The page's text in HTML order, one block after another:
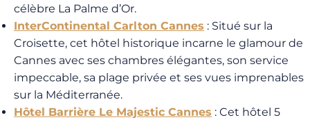
célèbre La Palme d’Or.
InterContinental Carlton Cannes : Situé sur la
Croisette, cet hôtel historique incarne le glamour de
Cannes avec ses chambres élégantes, son service
impeccable, sa plage privée et ses vues imprenables
sur la Méditerranée.
Hôtel Barrière Le Majestic Cannes : Cet hôtel 5